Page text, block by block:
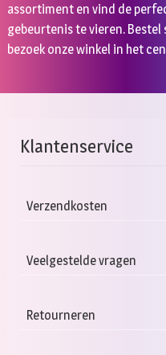
assortiment en vind de
gebeurtenis te vieren.
bezoek onze winkel in het
Klantenservice
Verzendkosten
Veelgestelde vragen
Retourneren